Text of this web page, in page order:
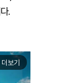
.
더보기